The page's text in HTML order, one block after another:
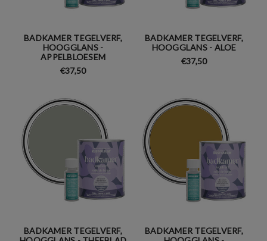
BADKAMER TEGELVERF,
HOOGGLANS -
APPELBLOESEM
€37,50
BADKAMER TEGELVERF,
HOOGGLANS - ALOE
€37,50
BADKAMER TEGELVERF,
BADKAMER TEGELVERF,